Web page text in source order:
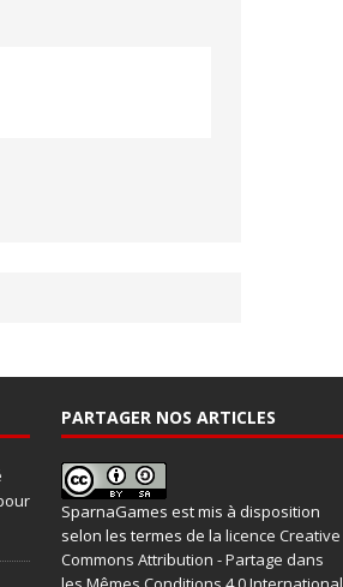
PARTAGER NOS ARTICLES
SparnaGames est mis à disposition
selon les termes de la licence Creative
Commons Attribution - Partage dans